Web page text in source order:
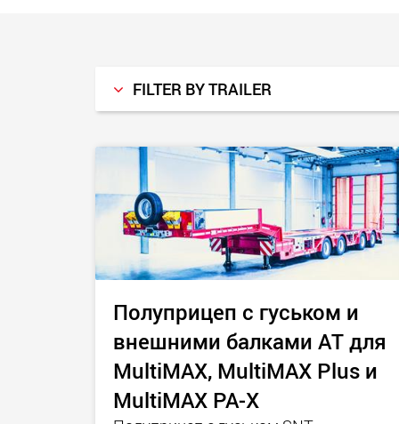
FILTER BY TRAILER
Все
GigaMAX
VarioMAX
MegaMAX — Северная Америка
MultiMAX Plus
MultiMAX PA-X
Полуприцеп с гуськом и
внешними балками AT для
MultiMAX, MultiMAX Plus и
MultiMAX PA-X